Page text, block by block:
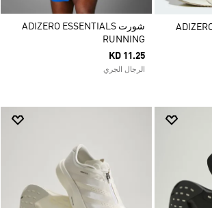
شورت ADIZERO ESSENTIALS
RUNNING
KD 11.25
الرجال الجري